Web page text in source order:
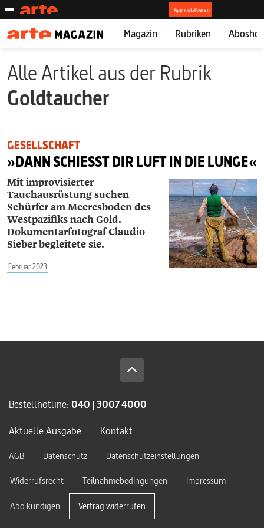
Magazin Rubriken
Alle Artikel aus der Rubrik
Goldtaucher
GESELLSCHAFT
»DANN SCHIESST DIR LUFT IN DIE LUNGE«
Mit improvisierter
Tauchausrüstung suchen
Schürfer am Meeresboden des
Westpazifiks nach Gold.
Dokumentarfotograf Claudio
Sieber begleitete sie.
Februar 2023
Bestellhotline: 040 | 3007 4000
Aktuelle Ausgabe
Kontakt
AGB Datenschutz
Datenschutzeinstellungen
Widerrufsrecht
Teilnahmebedingungen Impressum
Abo kündigen Vertrag widerrufen